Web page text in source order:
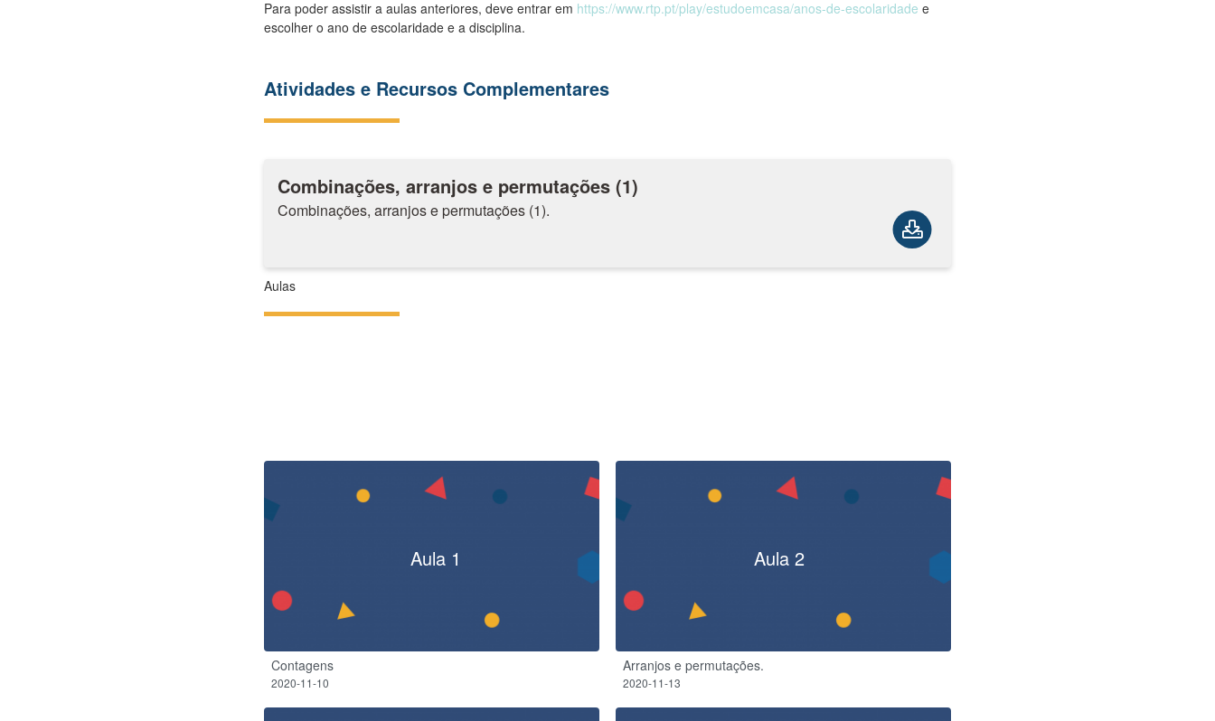
Para poder assistir a aulas anteriores, deve entrar em https://www.rtp.pt/play/estudoemcasa/anos-de-escolaridade e
escolher o ano de escolaridade e a disciplina.
Atividades e Recursos Complementares
Combinações, arranjos e permutações (1)
Combinações, arranjos e permutações (1).
Aulas
Aula 1
Contagens
2020-11-10
Aula 2
Arranjos e permutações.
2020-11-13